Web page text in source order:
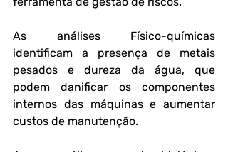
As análises Físico-químicas
identificam a presença de metais
pesados e dureza da água, que
podem danificar os componentes
internos das máquinas e aumentar
custos de manutenção.